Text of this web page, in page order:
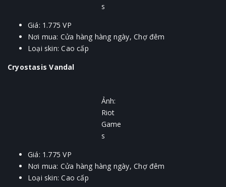
s
Giá: 1.775 VP
Nơi mua: Cửa hàng hàng ngày, Chợ đêm
Loại skin: Cao cấp
Cryostasis Vandal
Ảnh:
Riot
Game
s
Giá: 1.775 VP
Nơi mua: Cửa hàng hàng ngày, Chợ đêm
Loại skin: Cao cấp